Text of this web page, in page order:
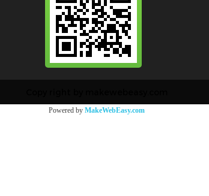
Powered by MakeWebEasy.com